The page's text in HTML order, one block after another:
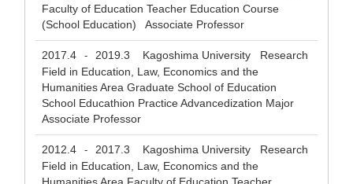
Faculty of Education Teacher Education Course
(School Education) Associate Professor
2017.4 - 2019.3 Kagoshima University Research
Field in Education, Law, Economics and the
Humanities Area Graduate School of Education
School Educathion Practice Advancedization Major
Associate Professor
2012.4 - 2017.3 Kagoshima University Research
Field in Education, Law, Economics and the